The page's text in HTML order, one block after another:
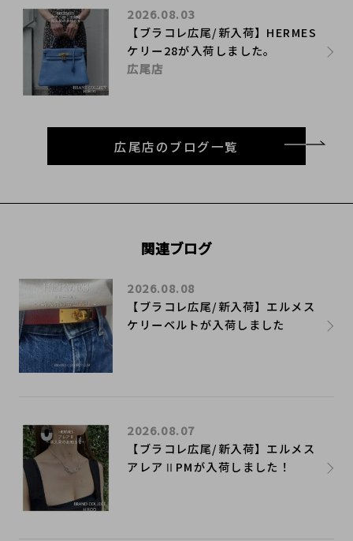
【ブラコレ広尾/新入荷】HERMES
ケリー28が入荷しました。
2026.08.03
広尾店
広尾店のブログ一覧
関連ブログ
【ブラコレ広尾/新入荷】エルメス
ケリーベルトが入荷しました
2026.08.08
【ブラコレ広尾/新入荷】エルメス
アレアⅡPMが入荷しました！
2026.08.07